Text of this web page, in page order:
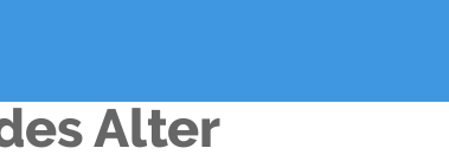
Alter